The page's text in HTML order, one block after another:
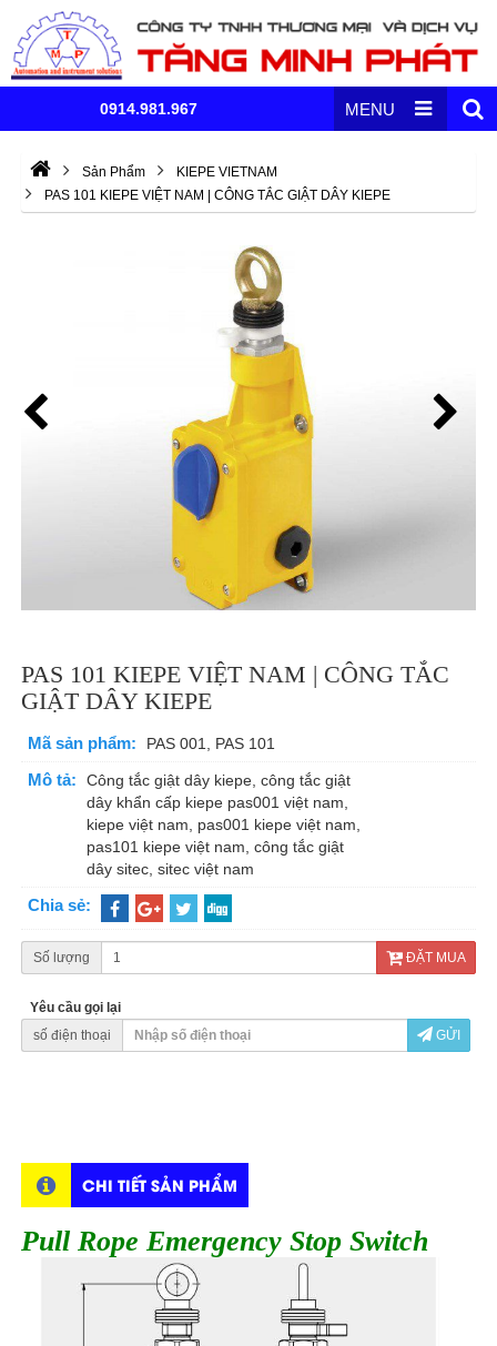
0914.981.967 MENU
Sản Phẩm
KIEPE VIETNAM
PAS 101 KIEPE VIỆT NAM | CÔNG TẮC GIẬT DÂY KIEPE
PAS 101 KIEPE VIỆT NAM | CÔNG TẮC
GIẬT DÂY KIEPE
Mã sản phẩm: PAS 001, PAS 101
Mô tả:
Công tắc giật dây kiepe, công tắc giật
dây khẩn cấp kiepe pas001 việt nam,
kiepe việt nam, pas001 kiepe việt nam,
pas101 kiepe việt nam, công tắc giật
dây sitec, sitec việt nam
Chia sẻ:
Số lượng ĐẶT MUA
Yêu cầu gọi lại
số điện thoại
GỬI
CHI TIẾT SẢN PHẨM
Pull Rope Emergency Stop Switch